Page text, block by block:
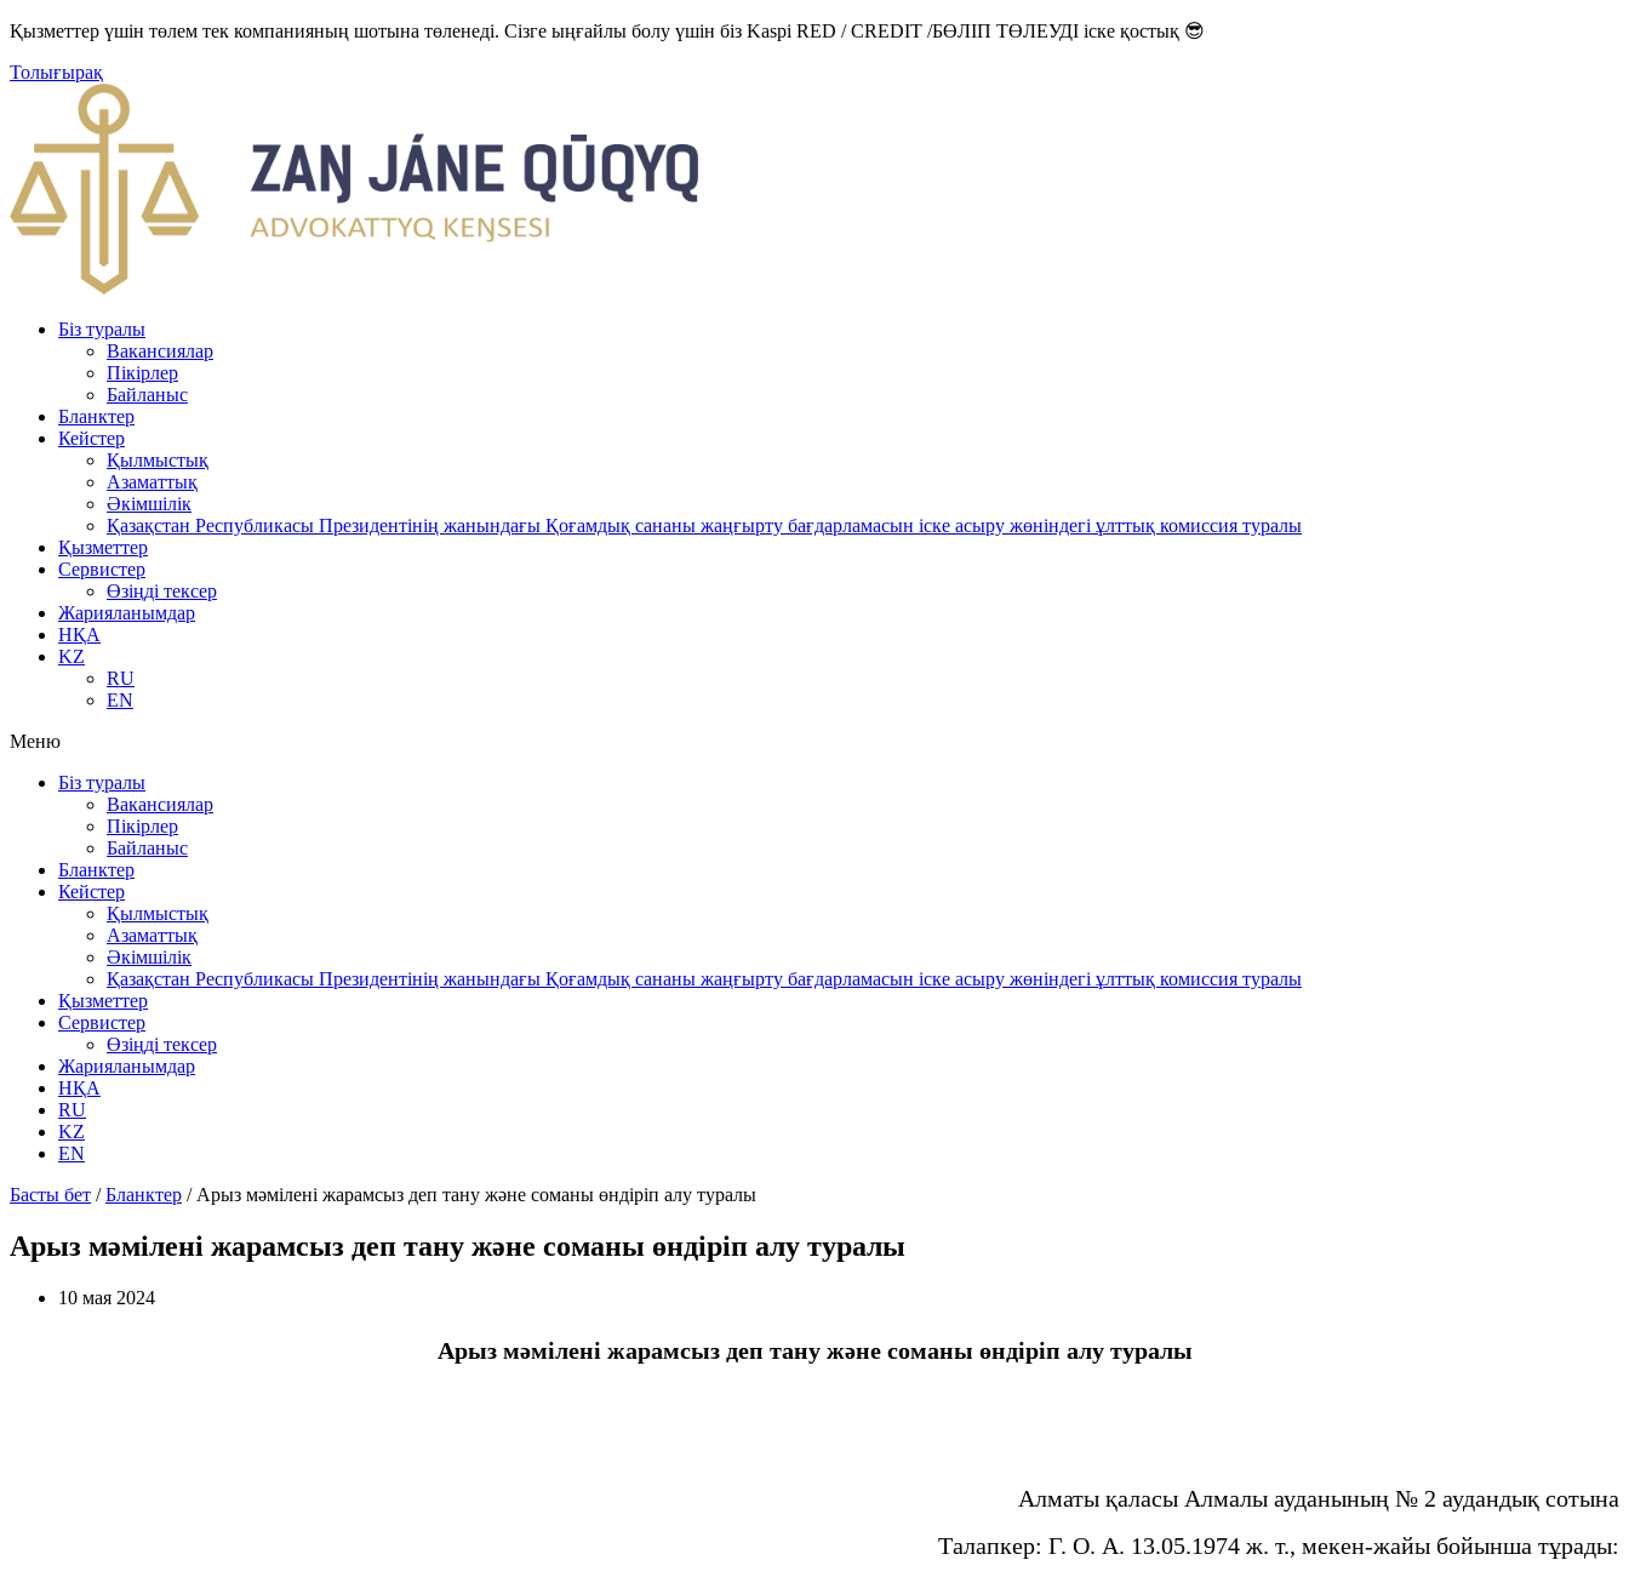
Қызметтер үшін төлем тек компанияның шотына төленеді. Сізге ыңғайлы болу үшін біз Kaspi RED / CREDIT /БӨЛІП ТӨЛЕУДІ іске қостық 😎
Толығырақ
Біз туралы
Вакансиялар
Пікірлер
Байланыс
Бланктер
Кейстер
Қылмыстық
Азаматтық
Әкімшілік
Қазақстан Республикасы Президентінің жанындағы Қоғамдық сананы жаңғырту бағдарламасын іске асыру жөніндегі ұлттық комиссия туралы
Қызметтер
Сервистер
Өзіңді тексер
Жарияланымдар
НҚА
KZ
RU
EN
Меню
Біз туралы
Вакансиялар
Пікірлер
Байланыс
Бланктер
Кейстер
Қылмыстық
Азаматтық
Әкімшілік
Қазақстан Республикасы Президентінің жанындағы Қоғамдық сананы жаңғырту бағдарламасын іске асыру жөніндегі ұлттық комиссия туралы
Қызметтер
Сервистер
Өзіңді тексер
Жарияланымдар
НҚА
RU
KZ
EN
Басты бет /Бланктер / Арыз мәмілені жарамсыз деп тану және соманы өндіріп алу туралы
Арыз мәмілені жарамсыз деп тану және соманы өндіріп алу туралы
10 мая 2024
Арыз мәмілені жарамсыз деп тану және соманы өндіріп алу туралы
Алматы қаласы Алмалы ауданының № 2 аудандық сотына
Талапкер: Г. О. А. 13.05.1974 ж. т., мекен-жайы бойынша тұрады: